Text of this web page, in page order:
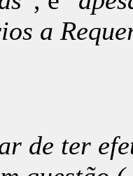
a
de ter